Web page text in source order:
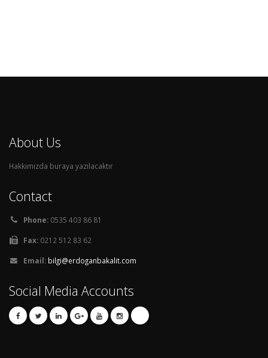
About Us
Hakkımızda buraya yazılacaktır
Contact
Phone: 0535 403 86 81
Fax: 0212 512 83 62
Email: bilgi@erdoganbakalit.com
Social Media Accounts